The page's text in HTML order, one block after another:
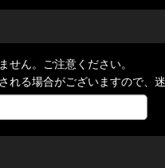
せん。ご注意ください。
る場合がございますので、